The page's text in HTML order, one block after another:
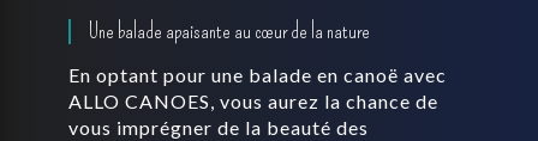
Une balade apaisante au cœur de la nature
En optant pour une balade en canoë avec
ALLO CANOES, vous aurez la chance de
vous imprégner de la beauté des